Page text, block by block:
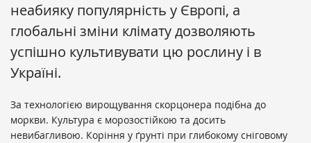
неабияку популярність у Європі, а
глобальні зміни клімату дозволяють
успішно культивувати цю рослину і в
Україні.
За технологією вирощування скорцонера подібна до
моркви. Культура є морозостійкою та досить
невибагливою. Коріння у ґрунті при глибокому сніговому